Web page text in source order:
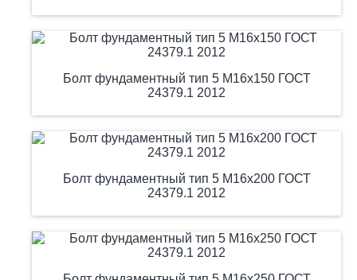
Болт фундаментный тип 5 М16х150 ГОСТ
24379.1 2012
Болт фундаментный тип 5 М16х200 ГОСТ
24379.1 2012